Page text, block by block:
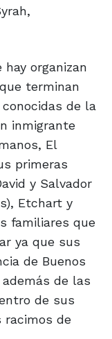
organizan
terminan
de la
inmigrante
El
primeras
y Salvador
Etchart y
familiares que
ya que sus
de Buenos
de las
de sus
de